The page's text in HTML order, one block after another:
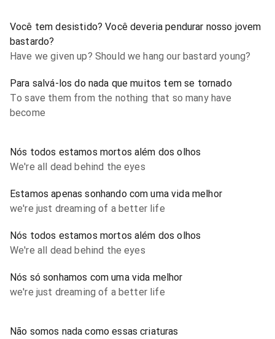
Você tem desistido? Você deveria pendurar nosso jovem
bastardo?
Have we given up? Should we hang our bastard young?
Para salvá-los do nada que muitos tem se tornado
To save them from the nothing that so many have
become
Nós todos estamos mortos além dos olhos
We're all dead behind the eyes
Estamos apenas sonhando com uma vida melhor
we're just dreaming of a better life
Nós todos estamos mortos além dos olhos
We're all dead behind the eyes
Nós só sonhamos com uma vida melhor
we're just dreaming of a better life
Não somos nada como essas criaturas